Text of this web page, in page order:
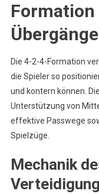
Die 4-2-4-Formation
die Spieler so
und kontern können.
Unterstützung von
effektive Passwege
Spielzüge.
Mechanik